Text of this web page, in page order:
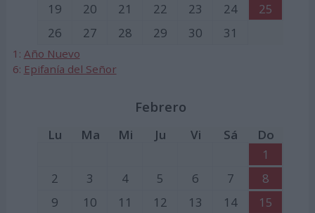
19 20 21 22 23 24
25
26
27 28 29 30 31
1: Año Nuevo
6: Epifanía del Señor
Febrero
Lu Ma Mi Ju Vi Sá
Do
1
2
3 4 5 6 7
8
9
10 11 12 13 14
15